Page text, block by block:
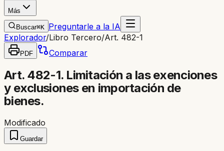
Más
Buscar⌘K Preguntarle a la IA
Explorador/Libro Tercero/Art. 482-1
PDF Comparar
Art. 482-1. Limitación a las exenciones
y exclusiones en importación de
bienes.
Modificado
Guardar